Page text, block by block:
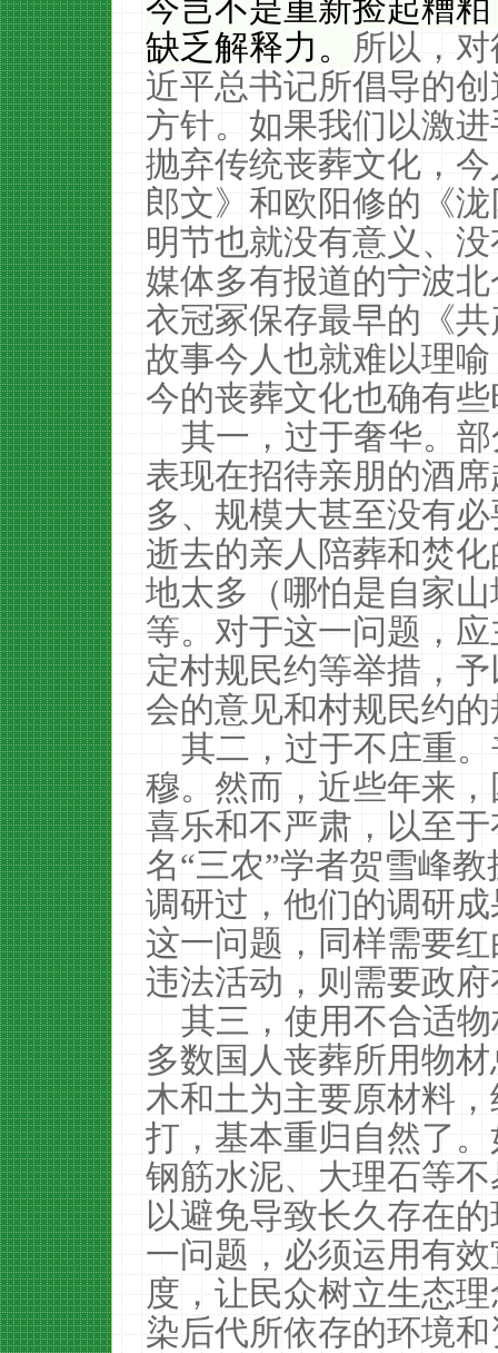
今岂不是重新捡起糟
缺乏解释力。 所以，
近平总书记所倡导的
方针。如果我们以激
抛弃传统丧葬文化，
郎文》和欧阳修的《泷
明节也就没有意义、
媒体多有报道的宁波
衣冠冢保存最早的《
故事今人也就难以理
今的丧葬文化也确有
其一，过于奢华。
表现在招待亲朋的酒
多、规模大甚至没有
逝去的亲人陪葬和焚
地太多（哪怕是自家
等。对于这一问题，
定村规民约等举措，
会的意见和村规民约
其二，过于不庄重
穆。然而，近些年来
喜乐和不严肃，以至
名“三农”学者贺雪峰
调研过，他们的调研
这一问题，同样需要
违法活动，则需要政
其三，使用不合适
多数国人丧葬所用物
木和土为主要原材料
打，基本重归自然了
钢筋水泥、大理石等
以避免导致长久存在
一问题，必须运用有
度，让民众树立生态
染后代所依存的环境